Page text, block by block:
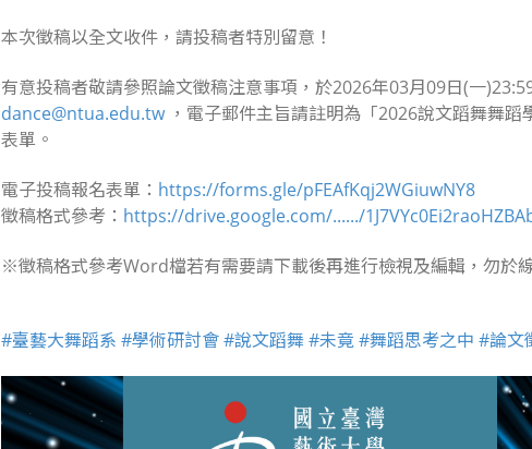
本次徵稿以全文收件，請投稿者特別留意！
有意投稿者敬請參照論文徵稿注意事項，於2026年03月09日(一
dance@ntua.edu.tw，電子郵件主旨請註明為「2026說文蹈舞舞
表單。
電子投稿報名表單： https://forms.gle/pFEAfKqj2WGiuwNY8
徵稿格式參考： https://drive.google.com/....../
※徵稿格式參考Word檔若有需要請下載後再進行檢視及編輯，勿於
#臺藝大舞蹈系 #學術研討會#說文蹈舞#未竟#舞蹈思考之中 #論文